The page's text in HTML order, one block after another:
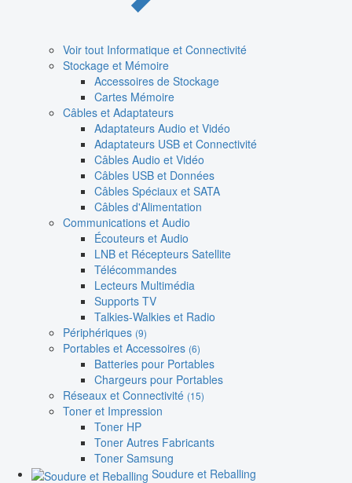
Voir tout Informatique et Connectivité
Stockage et Mémoire
Accessoires de Stockage
Cartes Mémoire
Câbles et Adaptateurs
Adaptateurs Audio et Vidéo
Adaptateurs USB et Connectivité
Câbles Audio et Vidéo
Câbles USB et Données
Câbles Spéciaux et SATA
Câbles d'Alimentation
Communications et Audio
Écouteurs et Audio
LNB et Récepteurs Satellite
Télécommandes
Lecteurs Multimédia
Supports TV
Talkies-Walkies et Radio
Périphériques (9)
Portables et Accessoires (6)
Batteries pour Portables
Chargeurs pour Portables
Réseaux et Connectivité (15)
Toner et Impression
Toner HP
Toner Autres Fabricants
Toner Samsung
Soudure et Reballing